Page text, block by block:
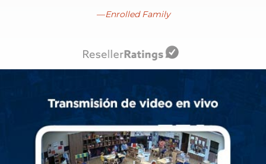
Enrolled Family